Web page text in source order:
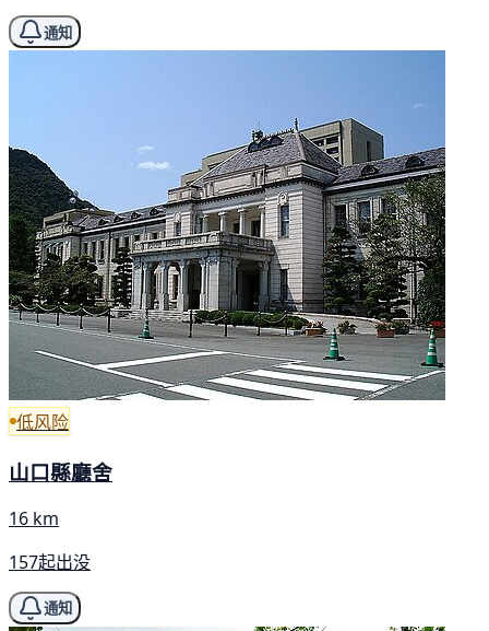
通知
低风险
山口縣廳舍
16 km
157起出没
通知